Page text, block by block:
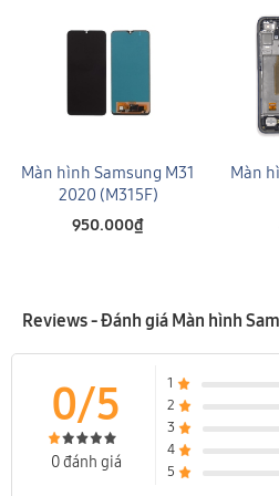
Màn hình Samsung M31
2020 (M315F)
950.000₫
Màn
Reviews - Đánh giá Màn hình
0/5
0 đánh giá
1
2
3
4
5